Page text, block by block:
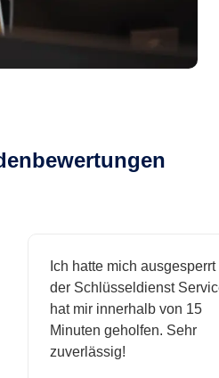
Ich hatte mich ausgesperrt
der Schlüsseldienst Service
hat mir innerhalb von 15
Minuten geholfen. Sehr
zuverlässig!